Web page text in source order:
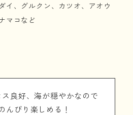
イ、グルクン、カツオ、アオウ
マコなど
良好、海が穏やかなので
んびり楽しめる！